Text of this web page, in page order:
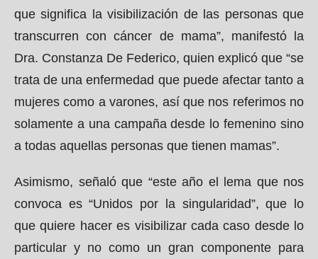
que significa la visibilización de las personas que
transcurren con cáncer de mama”, manifestó la
Dra. Constanza De Federico, quien explicó que “se
trata de una enfermedad que puede afectar tanto a
mujeres como a varones, así que nos referimos no
solamente a una campaña desde lo femenino sino
a todas aquellas personas que tienen mamas”.
Asimismo, señaló que “este año el lema que nos
convoca es “Unidos por la singularidad”, que lo
que quiere hacer es visibilizar cada caso desde lo
particular y no como un gran componente para